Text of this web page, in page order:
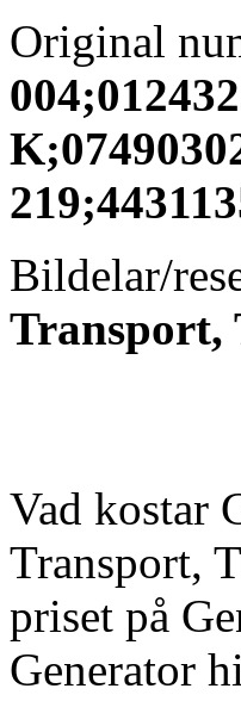
Original
Bildelar/
Transport,
Vad kostar
Transport,
priset på
Generator